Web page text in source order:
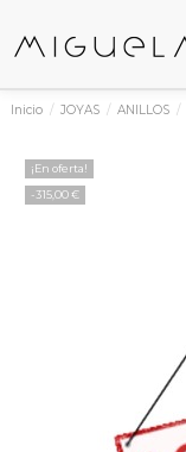
Inicio JOYAS ANILLOS
¡En oferta!
-315,00 €